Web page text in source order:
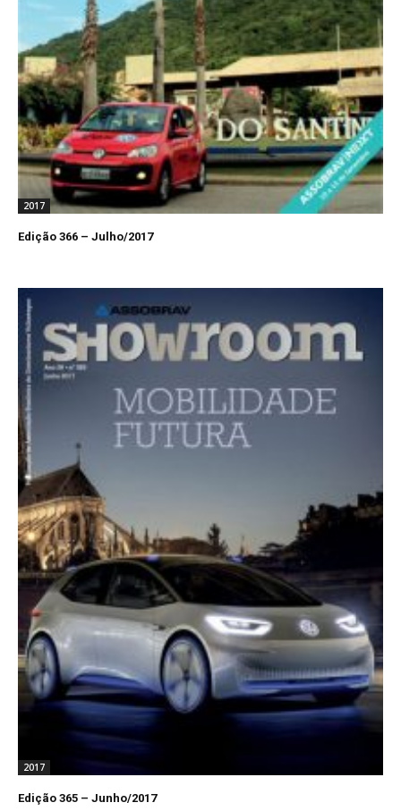
2017
Edição 366 – Julho/2017
2017
Edição 365 – Junho/2017